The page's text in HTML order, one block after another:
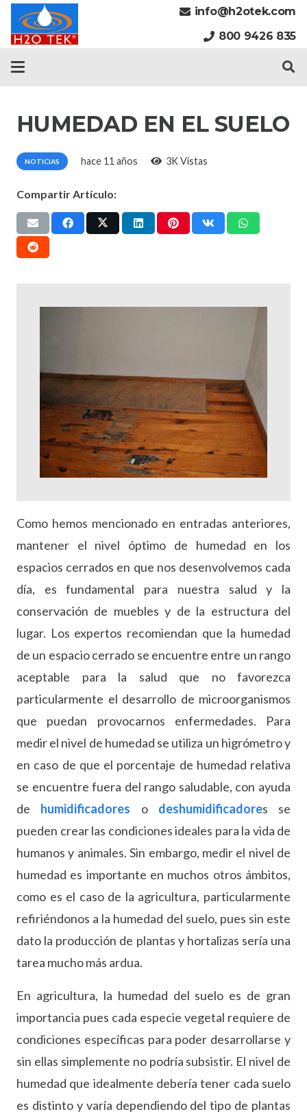
info@h2otek.com
800 9426 835
HUMEDAD EN EL SUELO
NOTICIAS hace 11 años 3KVistas
Compartir Artículo:
Como hemos mencionado en entradas anteriores,
mantener el nivel óptimo de humedad en los
espacios cerrados en que nos desenvolvemos cada
día, es fundamental para nuestra salud y la
conservación de muebles y de la estructura del
lugar. Los expertos recomiendan que la humedad
de un espacio cerrado se encuentre entre un rango
aceptable para la salud que no favorezca
particularmente el desarrollo de microorganismos
que puedan provocarnos enfermedades. Para
medir el nivel de humedad se utiliza un higrómetro y
en caso de que el porcentaje de humedad relativa
se encuentre fuera del rango saludable, con ayuda
de humidificadores o deshumidificadores se
pueden crear las condiciones ideales para la vida de
humanos y animales. Sin embargo, medir el nivel de
humedad es importante en muchos otros ámbitos,
como es el caso de la agricultura, particularmente
refiriéndonos a la humedad del suelo, pues sin este
dato la producción de plantas y hortalizas sería una
tarea mucho más ardua.
En agricultura, la humedad del suelo es de gran
importancia pues cada especie vegetal requiere de
condiciones específicas para poder desarrollarse y
sin ellas simplemente no podría subsistir. El nivel de
humedad que idealmente debería tener cada suelo
es distinto y varía dependiendo del tipo de plantas